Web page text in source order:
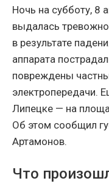
Ночь на субботу, 8
выдалась
в результате
аппарата
повреждены
электропередачи.
Липецке — на
Об этом сообщил
Артамонов.
Что